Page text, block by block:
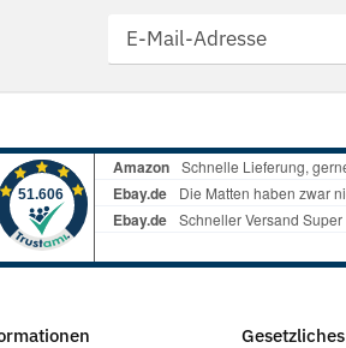
Gesetzliches